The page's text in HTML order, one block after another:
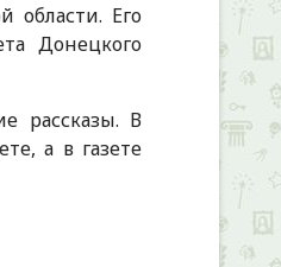
области. Его
Донецкого
рассказы. В
а в газете